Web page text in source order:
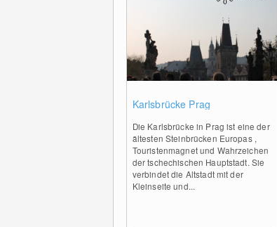
Karlsbrücke Prag
Die Karlsbrücke in Prag ist eine der
ältesten Steinbrücken Europas ,
Touristenmagnet und Wahrzeichen
der tschechischen Hauptstadt. Sie
verbindet die Altstadt mit der
Kleinseite und...